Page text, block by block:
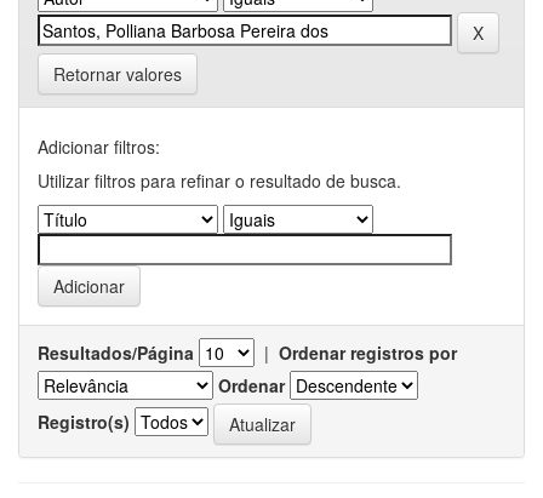
Retornar valores
Adicionar filtros:
Utilizar filtros para refinar o resultado de busca.
Resultados/Página | Ordenar registros por
Ordenar
Registro(s)